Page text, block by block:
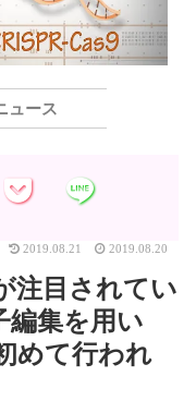
ュース
2019.08.21 2019.08.20
注目されてい
編集を用い
めて行われ